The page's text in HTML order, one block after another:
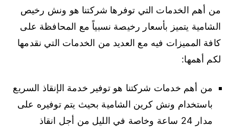
من أهم الخدمات التي توفرها شركتنا هو ونش رخيص
الشامية يتميز بأسعار رخيصة نسبياً مع المحافظة على
كافة المميزات فيه مع العديد من الخدمات التي نقدمها
لكم أهمها:
من أهم خدمات شركتنا هو توفير خدمة الإنقاذ السريع
باستخدام ونش كرين الشامية بحيث يتم توفيره على
مدار 24 ساعة وخاصة في الليل من أجل انقاذ